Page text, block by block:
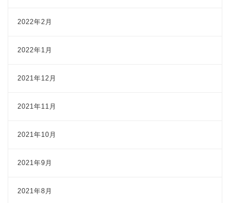
2022年2月
2022年1月
2021年12月
2021年11月
2021年10月
2021年9月
2021年8月